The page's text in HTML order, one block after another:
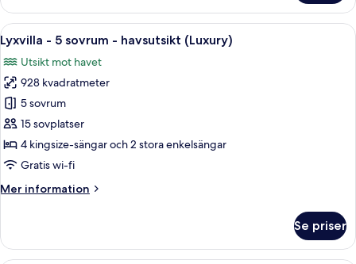
-
sovrum
privat
pool
Öppna
alla
foton
för
Lyxvilla
-
5
sovrum
havsutsikt
20
Lyxvilla - 5 sovrum - havsutsikt (Luxury)
Utsikt mot havet
928 kvadratmeter
5 sovrum
15 sovplatser
4 kingsize-sängar och 2 stora enkelsängar
Gratis wi-fi
Mer information
Mer
-
Se priser